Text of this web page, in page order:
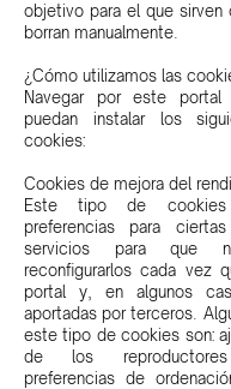
objetivo para el que sirven
borran manualmente.
¿Cómo utilizamos las
Navegar por este
puedan instalar los
cookies:
Cookies de mejora del
Este tipo de cookies
preferencias para
servicios para que
reconfigurarlos cada vez
portal y, en algunos
aportadas por terceros.
este tipo de cookies son:
de los reproductores
preferencias de